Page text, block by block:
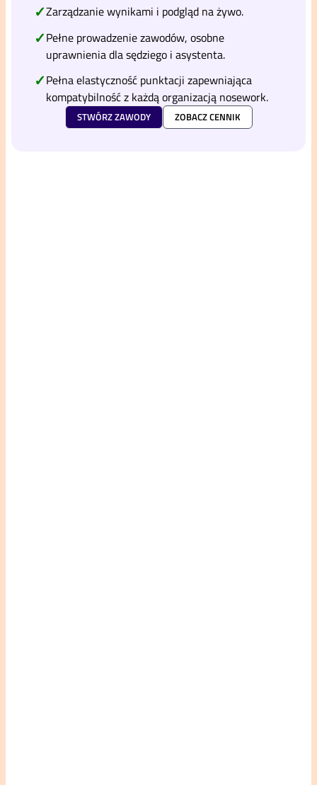
✓Zarządzanie wynikami i podgląd na żywo.
✓Pełne prowadzenie zawodów, osobne
uprawnienia dla sędziego i asystenta.
✓Pełna elastyczność punktacji zapewniająca
kompatybilność z każdą organizacją nosework.
STWÓRZ ZAWODY ZOBACZ CENNIK